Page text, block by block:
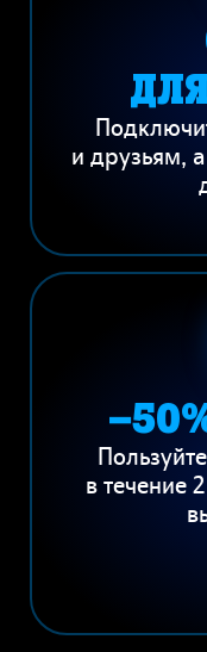
и друзьям,
в течение